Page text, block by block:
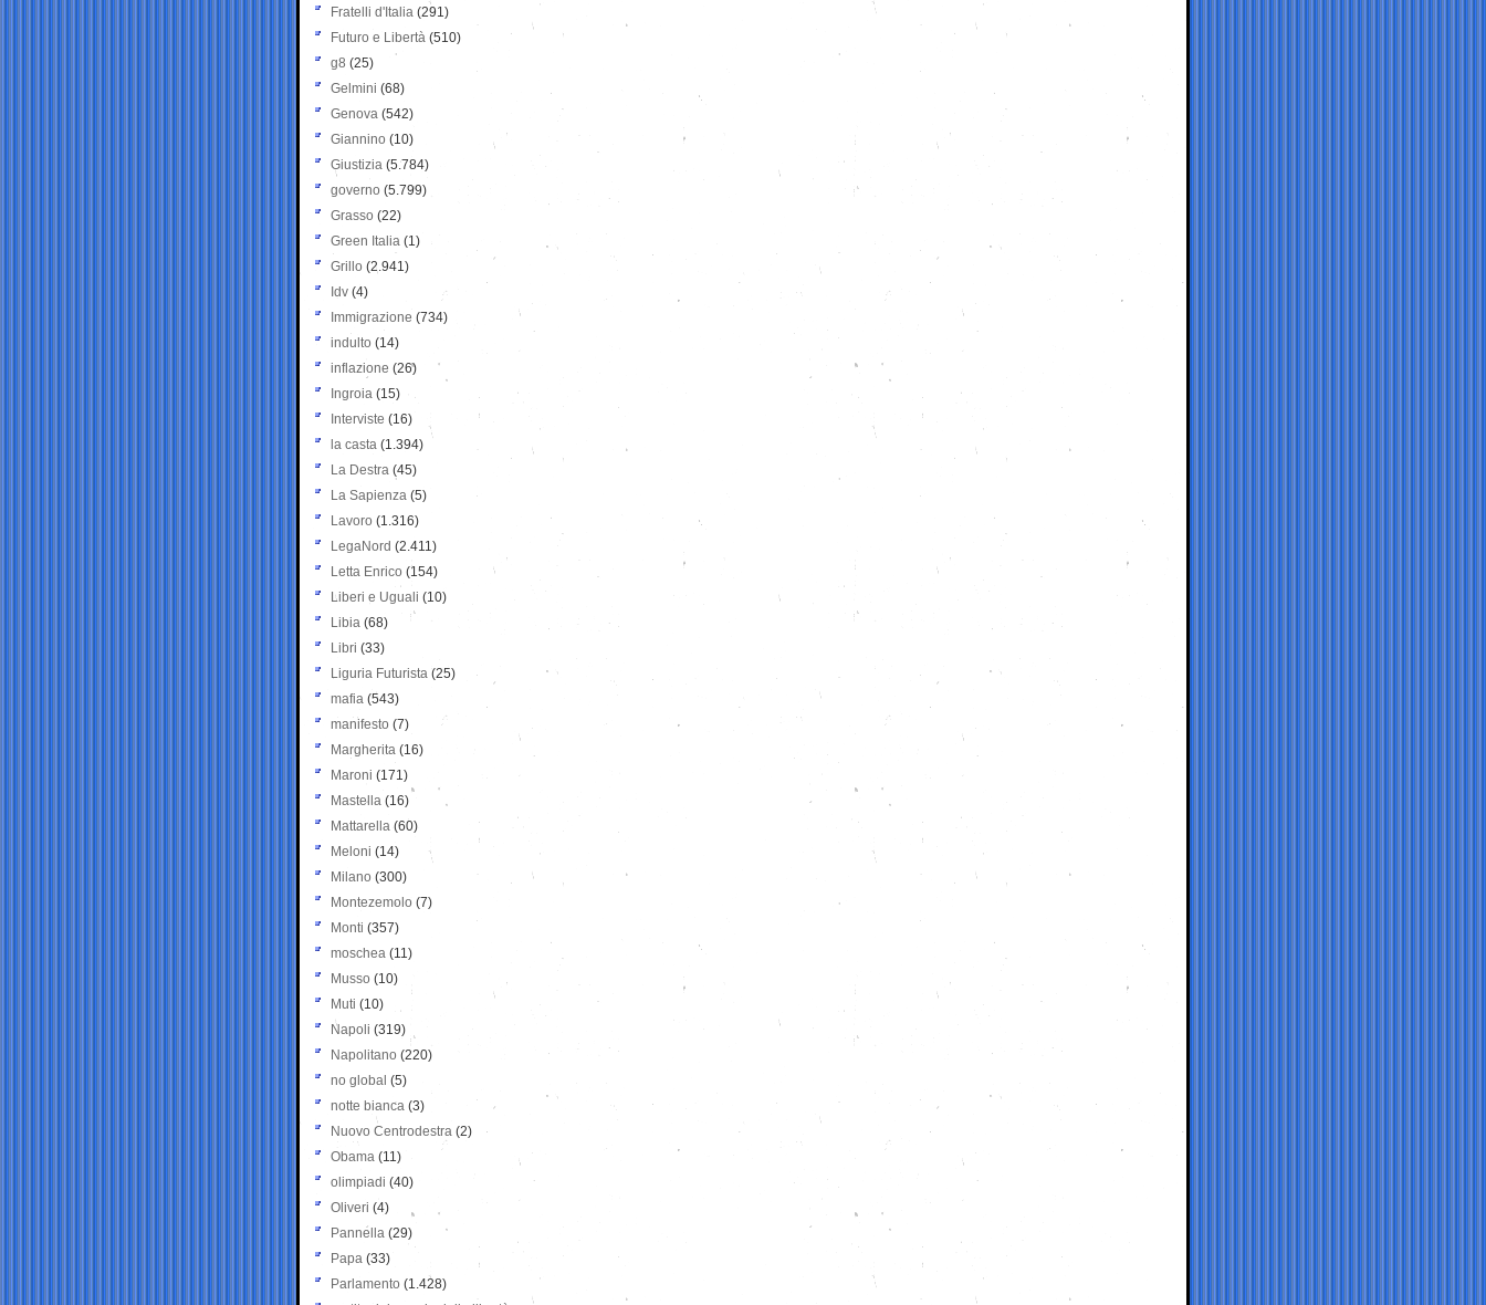
Fratelli d'Italia (291)
Futuro e Libertà (510)
g8 (25)
Gelmini (68)
Genova (542)
Giannino (10)
Giustizia (5.784)
governo (5.799)
Grasso (22)
Green Italia (1)
Grillo (2.941)
Idv (4)
Immigrazione (734)
indulto (14)
inflazione (26)
Ingroia (15)
Interviste (16)
la casta (1.394)
La Destra (45)
La Sapienza (5)
Lavoro (1.316)
LegaNord (2.411)
Letta Enrico (154)
Liberi e Uguali (10)
Libia (68)
Libri (33)
Liguria Futurista (25)
mafia (543)
manifesto (7)
Margherita (16)
Maroni (171)
Mastella (16)
Mattarella (60)
Meloni (14)
Milano (300)
Montezemolo (7)
Monti (357)
moschea (11)
Musso (10)
Muti (10)
Napoli (319)
Napolitano (220)
no global (5)
notte bianca (3)
Nuovo Centrodestra (2)
Obama (11)
olimpiadi (40)
Oliveri (4)
Pannella (29)
Papa (33)
Parlamento (1.428)